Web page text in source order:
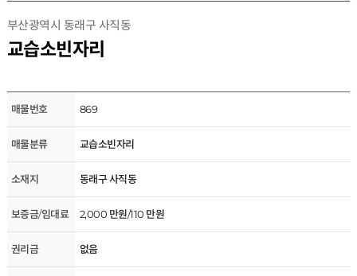
부산광역시 동래구 사직동
교습소빈자리
매물번호 869
매물분류 교습소빈자리
소재지 동래구 사직동
보증금/임대료 2,000 만원/110 만원
권리금 없음